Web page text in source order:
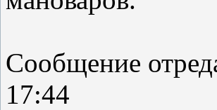
Сообщение
17:44